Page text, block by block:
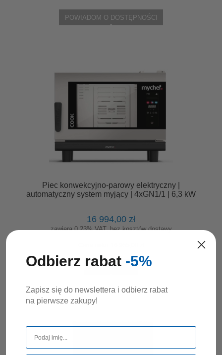
POWIADOM O DOSTĘPNOŚCI
Piec konwekcyjno-parowy elektryczny |
automatyczny system myjący | 4xGN1/1 | 6,3 kW
16 994,00 zł
zawiera 0.23% VAT, bez kosztów dostawy
DO KOSZYKA
Odbierz rabat -5%
Zapisz się do newslettera i odbierz rabat
na pierwsze zakupy!